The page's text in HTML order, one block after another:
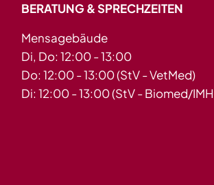
BERATUNG & SPRECHZEITEN
Mensagebäude
Di, Do: 12:00 - 13:00
Do: 12:00 - 13:00 (StV - VetMed)
Di: 12:00 - 13:00 (StV - Biomed/